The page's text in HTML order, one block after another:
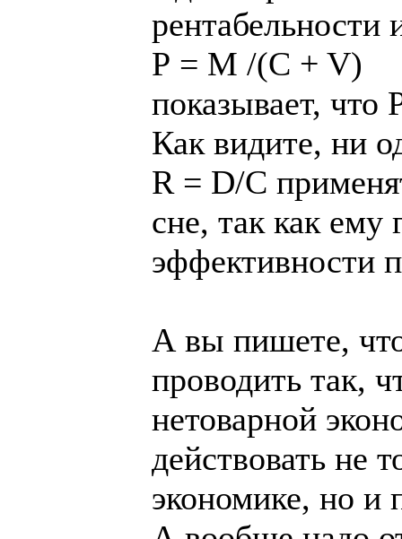
рентабельности
Р = M /(C + V)
показывает,
Как видите, ни
R = D/C
сне, так как ему
эффективности
А вы пишете,
проводить так,
нетоварной
действовать не
экономике, но и